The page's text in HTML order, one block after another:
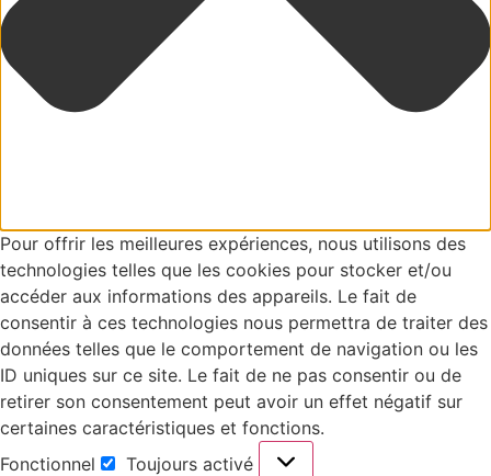
Pour offrir les meilleures expériences, nous utilisons des
technologies telles que les cookies pour stocker et/ou
accéder aux informations des appareils. Le fait de
consentir à ces technologies nous permettra de traiter des
données telles que le comportement de navigation ou les
ID uniques sur ce site. Le fait de ne pas consentir ou de
retirer son consentement peut avoir un effet négatif sur
certaines caractéristiques et fonctions.
Fonctionnel
Toujours activé